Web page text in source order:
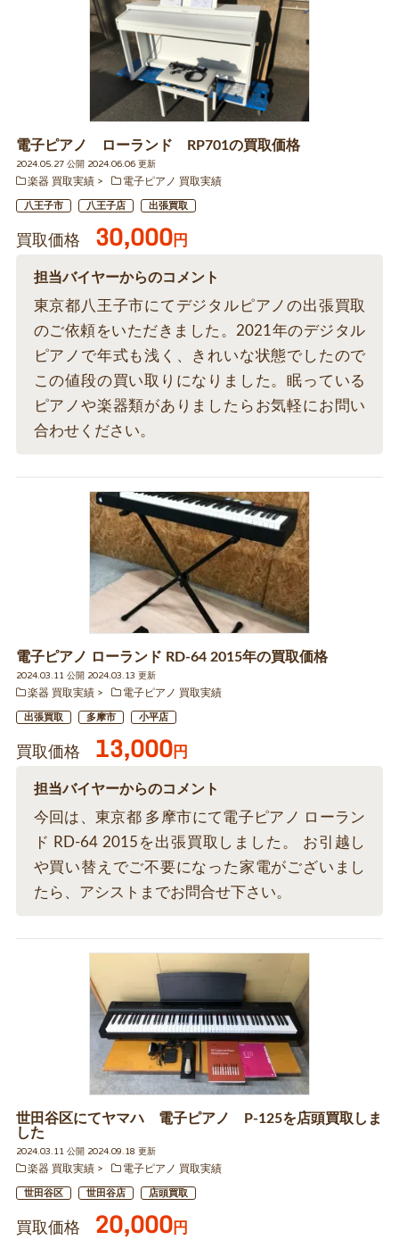
電子ピアノ ローランド RP701の買取価格
2024.05.27 公開 2024.06.06 更新
楽器 買取実績
電子ピアノ 買取実績
八王子市 八王子店 出張買取
買取価格 30,000円
担当バイヤーからのコメント
東京都八王子市にてデジタルピアノの出張買取
のご依頼をいただきました。2021年のデジタル
ピアノで年式も浅く、きれいな状態でしたので
この値段の買い取りになりました。眠っている
ピアノや楽器類がありましたらお気軽にお問い
合わせください。
電子ピアノ ローランド RD-64 2015年の買取価格
2024.03.11 公開 2024.03.13 更新
楽器 買取実績
電子ピアノ 買取実績
出張買取 多摩市 小平店
買取価格 13,000円
担当バイヤーからのコメント
今回は、東京都 多摩市にて電子ピアノ ローラン
ド RD-64 2015を出張買取しました。 お引越し
や買い替えでご不要になった家電がございまし
たら、アシストまでお問合せ下さい。
世田谷区にてヤマハ 電子ピアノ P-125を店頭買取しま
した
2024.03.11 公開 2024.09.18 更新
楽器 買取実績
電子ピアノ 買取実績
世田谷区 世田谷店 店頭買取
買取価格 20,000円